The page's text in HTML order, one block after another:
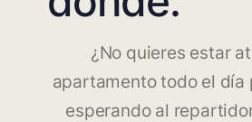
¿No quieres estar
apartamento todo el día
esperando al